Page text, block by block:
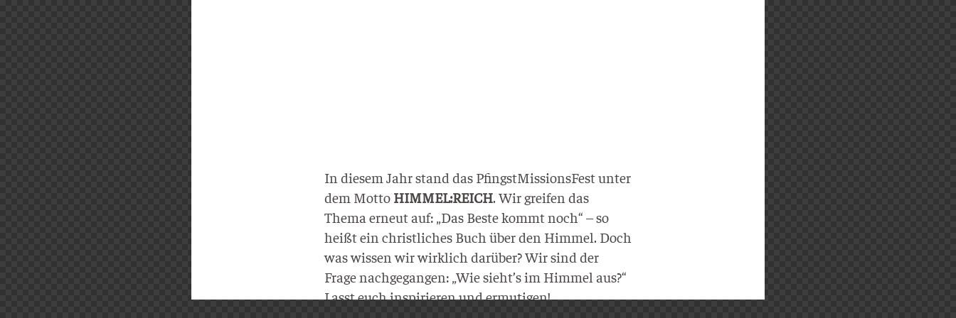
In diesem Jahr stand das PfingstMissionsFest unter
dem Motto HIMMEL:REICH. Wir greifen das
Thema erneut auf: „Das Beste kommt noch“ – so
heißt ein christliches Buch über den Himmel. Doch
was wissen wir wirklich darüber? Wir sind der
Frage nachgegangen: „Wie sieht’s im Himmel aus?“
Lasst euch inspirieren und ermutigen!